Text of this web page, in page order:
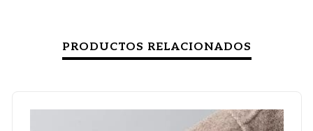
PRODUCTOS RELACIONADOS